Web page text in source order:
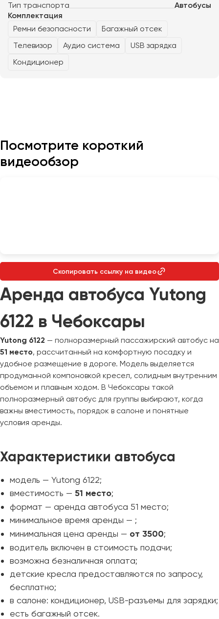
Тип транспорта
Автобусы
Комплектация
Ремни безопасности
Багажный отсек
Телевизор
Аудио система
USB зарядка
Кондиционер
Посмотрите короткий
видеообзор
Скопировать ссылку на видео
Аренда автобуса Yutong
6122 в Чебоксары
Yutong 6122 — полноразмерный пассажирский автобус на
51 место, рассчитанный на комфортную посадку и
удобное размещение в дороге. Модель выделяется
продуманной компоновкой кресел, солидным внутренним
объемом и плавным ходом. В Чебоксары такой
полноразмерный автобус для группы выбирают, когда
важны вместимость, порядок в салоне и понятные
условия аренды.
Характеристики автобуса
модель — Yutong 6122;
вместимость — 51 место;
формат — аренда автобуса 51 место;
минимальное время аренды — ;
минимальная цена аренды — от 3500;
водитель включен в стоимость подачи;
возможна безналичная оплата;
детские кресла предоставляются по запросу,
бесплатно;
в салоне: кондиционер, USB-разъемы для зарядки;
есть багажный отсек.
Ижевск
Иркутск
Казань
Калининград
Курган
Курск
Мурманск
Нижний Новгород
Нижний Тагил
Новокузнецк
Новороссийск
Новосибирск
Омск
Орёл
Оренбург
Пенза
Петрозаводск
Псков
Ростов-на-Дону
Рязань
Самара
Санкт-Петербург
Саранск
Саратов
Севастополь